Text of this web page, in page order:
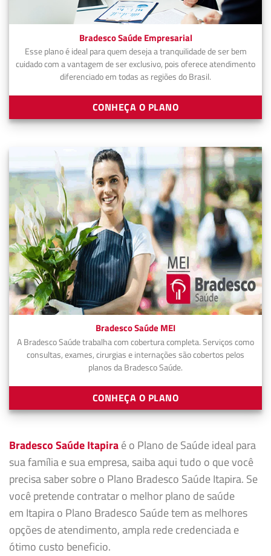
Bradesco Saúde Empresarial
Esse plano é ideal para quem deseja a tranquilidade de ser bem
cuidado com a vantagem de ser exclusivo, pois oferece atendimento
diferenciado em todas as regiões do Brasil.
CONHEÇA O PLANO
Bradesco Saúde MEI
A Bradesco Saúde trabalha com cobertura completa. Serviços como
consultas, exames, cirurgias e internações são cobertos pelos
planos da Bradesco Saúde.
CONHEÇA O PLANO
Bradesco Saúde Itapiraé o Plano de Saúde ideal para
sua família e sua empresa, saiba aqui tudo o que você
precisa saber sobre o Plano Bradesco Saúde Itapira. Se
você pretende contratar o melhor plano de saúde
em Itapira o Plano Bradesco Saúde tem as melhores
opções de atendimento, ampla rede credenciada e
ótimo custo beneficio.